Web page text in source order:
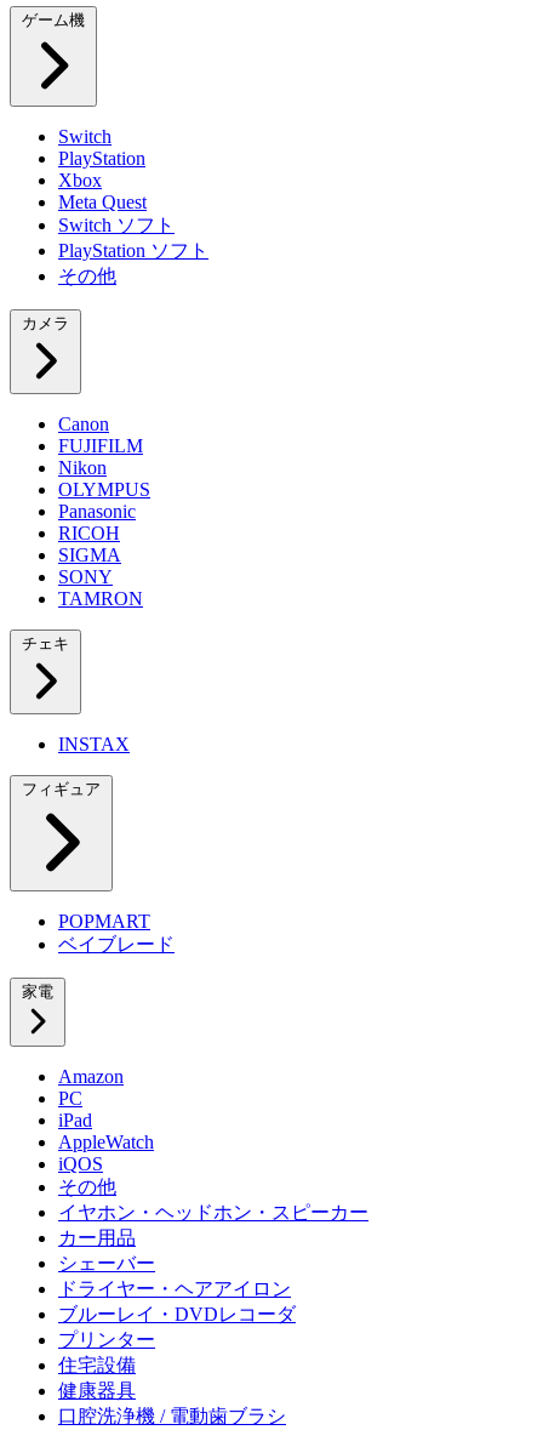
ゲーム機
Switch
PlayStation
Xbox
Meta Quest
Switch ソフト
PlayStation ソフト
その他
カメラ
Canon
FUJIFILM
Nikon
OLYMPUS
Panasonic
RICOH
SIGMA
SONY
TAMRON
チェキ
INSTAX
フィギュア
POPMART
ベイブレード
家電
Amazon
PC
iPad
AppleWatch
iQOS
その他
イヤホン・ヘッドホン・スピーカー
カー用品
シェーバー
ドライヤー・ヘアアイロン
ブルーレイ・DVDレコーダ
プリンター
住宅設備
健康器具
口腔洗浄機 / 電動歯ブラシ